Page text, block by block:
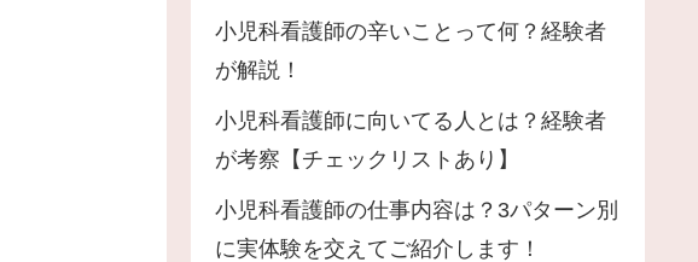
小児科看護師の辛いことって何？経験者
が解説！
小児科看護師に向いてる人とは？経験者
が考察【チェックリストあり】
小児科看護師の仕事内容は？3パターン別
に実体験を交えてご紹介します！